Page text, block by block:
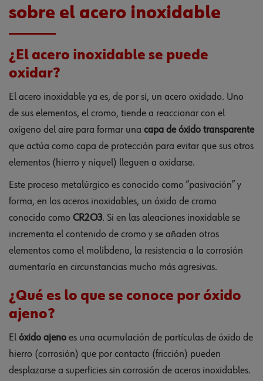
sobre el acero inoxidable
¿El acero inoxidable se puede
oxidar?
El acero inoxidable ya es, de por sí, un acero oxidado. Uno
de sus elementos, el cromo, tiende a reaccionar con el
oxígeno del aire para formar una capa de óxido transparente
que actúa como capa de protección para evitar que sus otros
elementos (hierro y níquel) lleguen a oxidarse.
Este proceso metalúrgico es conocido como “pasivación” y
forma, en los aceros inoxidables, un óxido de cromo
conocido como CR2O3. Si en las aleaciones inoxidable se
incrementa el contenido de cromo y se añaden otros
elementos como el molibdeno, la resistencia a la corrosión
aumentaría en circunstancias mucho más agresivas.
¿Qué es lo que se conoce por óxido
ajeno?
El óxido ajeno es una acumulación de partículas de óxido de
hierro (corrosión) que por contacto (fricción) pueden
desplazarse a superficies sin corrosión de aceros inoxidables.